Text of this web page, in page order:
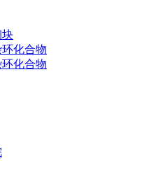
块
化合物
化合物